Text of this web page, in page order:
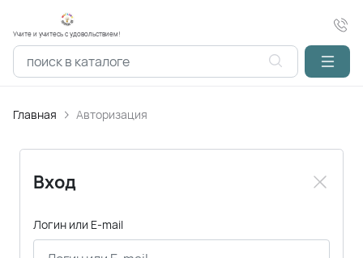
Учите и учитесь с удовольствием!
Главная Авторизация
Вход
Логин или E-mail